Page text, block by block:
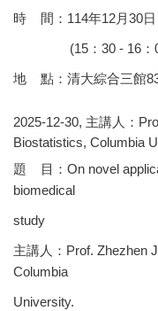
時 間：114年12月30日
(15：30 - 16：00
地 點：清大綜合三館
2025-12-30, 主講人：
Biostatistics, Columbia
題 目：On novel
biomedical
study
主講人：Prof. Zhezhen
Columbia
University.